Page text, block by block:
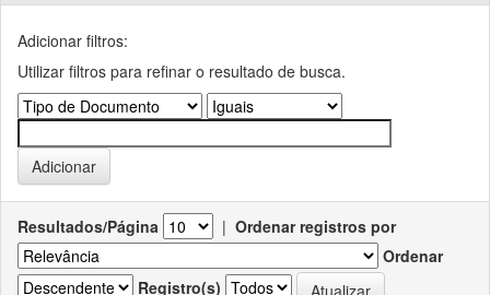
Adicionar filtros:
Utilizar filtros para refinar o resultado de busca.
Resultados/Página | Ordenar registros por
Ordenar
Registro(s)